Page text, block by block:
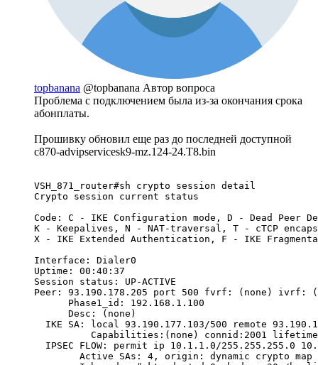
topbanana @topbanana Автор вопроса
Проблема с подключением была из-за окончания срока
абонплаты.
Прошивку обновил еще раз до последней доступной
c870-advipservicesk9-mz.124-24.T8.bin
VSH_871_router#sh crypto session detail
Crypto session current status
Code: C - IKE Configuration mode, D - Dead
K - Keepalives, N - NAT-traversal, T - cTCP
X - IKE Extended Authentication, F - IKE
Interface: Dialer0
Uptime: 00:40:37
Session status: UP-ACTIVE
Peer: 93.190.178.205 port 500 fvrf: (none) ivrf:
      Phase1_id: 192.168.1.100
      Desc: (none)
IKE SA: local 93.190.177.103/500 remote
Capabilities:(none) connid:2001
IPSEC FLOW: permit ip 10.1.1.0/255.255.255.0
        Active SAs: 4, origin: dynamic crypto map